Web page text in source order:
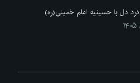
درد دل با حسینیه امام خمینی(ره)